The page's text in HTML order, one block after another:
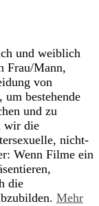
und weiblich
Frau/Mann,
von
um bestehende
und zu
wir die
nicht-
Wenn Filme ein
die
Mehr